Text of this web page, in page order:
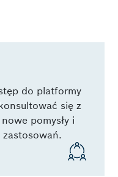
do platformy
się z
pomysły i
zastosowań.